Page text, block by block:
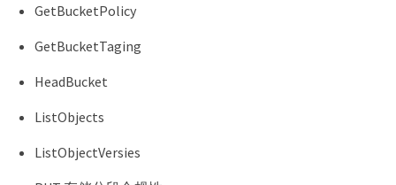
GetBucketPolicy
GetBucketTaging
HeadBucket
ListObjects
ListObjectVersies